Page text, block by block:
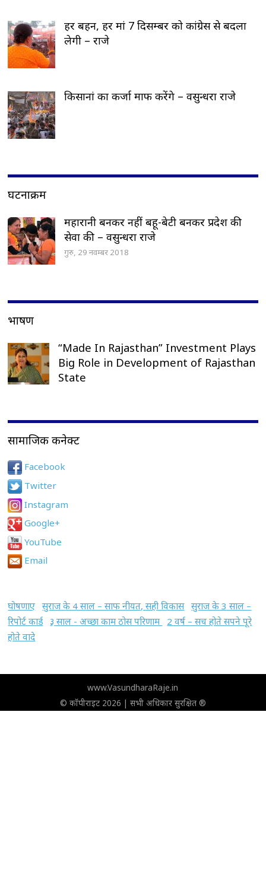
हर बहन, हर मां 7 दिसम्बर को कांग्रेस से बदला
लेगी – राजे
किसानां का कर्जा माफ करेंगे – वसुन्धरा राजे
घटनाक्रम
महारानी बनकर नहीं बहू-बेटी बनकर प्रदेश की
सेवा की – वसुन्धरा राजे
गुरु, 29 नवम्बर 2018
भाषण
“Made In Rajasthan” Investment Plays
Big Role in Development of Rajasthan
State
सामाजिक कनेक्ट
Facebook
Twitter
Instagram
Google+
YouTube
Email
घोषणाए सुराज के 4 साल – साफ नीयत, सही विकास सुराज के 3 साल –
रिपोर्ट कार्ड
३ साल - अच्छा काम ठोस परिणाम
2 वर्ष – सच होते सपने पूरे
होते वादे
www.VasundharaRaje.in
© कॉपीराइट 2026 | सभी अधिकार सुरक्षित ®